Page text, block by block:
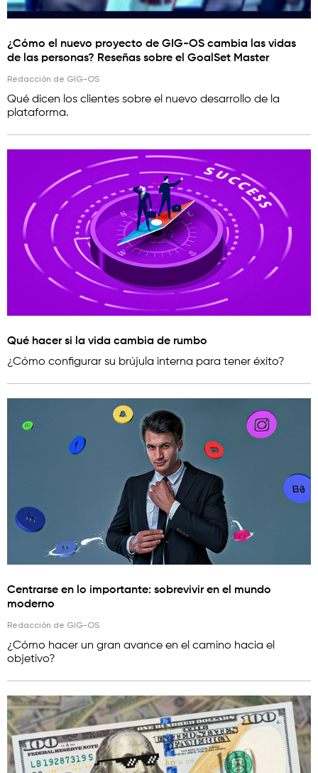
¿Cómo el nuevo proyecto de GIG-OS cambia las vidas
de las personas? Reseñas sobre el GoalSet Master
Redacción de GIG-OS
Qué dicen los clientes sobre el nuevo desarrollo de la
plataforma.
Qué hacer si la vida cambia de rumbo
¿Cómo configurar su brújula interna para tener éxito?
Centrarse en lo importante: sobrevivir en el mundo
moderno
Redacción de GIG-OS
¿Сómo hacer un gran avance en el camino hacia el
objetivo?